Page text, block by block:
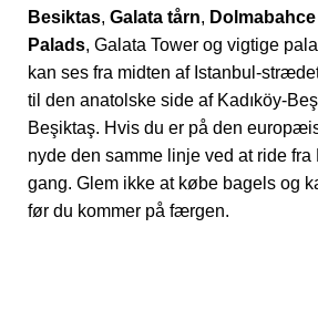
Besiktas, Galata tårn, Dolmabahce
Palads, Galata Tower og vigtige
kan ses fra midten af Istanbul-
til den anatolske side af Kadıköy-
Beşiktaş. Hvis du er på den
nyde den samme linje ved at ride
gang. Glem ikke at købe bagels og
før du kommer på færgen.